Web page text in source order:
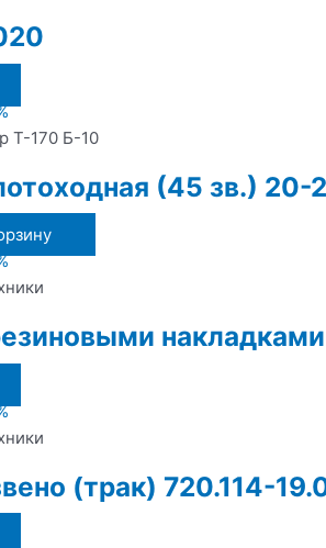
Т-170 Б-10
(45 зв.) 20-
накладками
(трак) 720.114-